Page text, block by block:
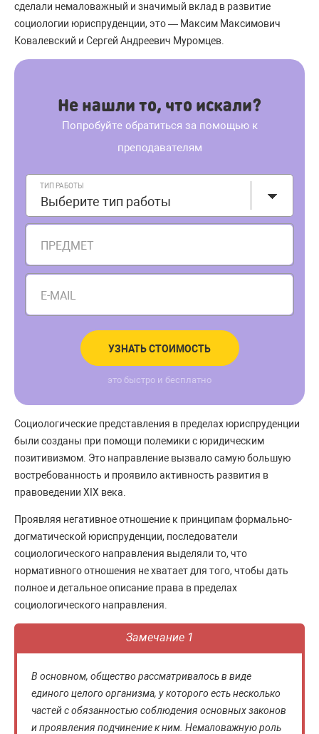
сделали немаловажный и значимый вклад в развитие
социологии юриспруденции, это — Максим Максимович
Ковалевский и Сергей Андреевич Муромцев.
Не нашли то, что искали?
Попробуйте обратиться за помощью к
преподавателям
ТИП РАБОТЫ
Выберите тип работы
ПРЕДМЕТ
E-MAIL
УЗНАТЬ СТОИМОСТЬ
это быстро и бесплатно
Социологические представления в пределах юриспруденции
были созданы при помощи полемики с юридическим
позитивизмом. Это направление вызвало самую большую
востребованность и проявило активность развития в
правоведении XIX века.
Проявляя негативное отношение к принципам формально-
догматической юриспруденции, последователи
социологического направления выделяли то, что
нормативного отношения не хватает для того, чтобы дать
полное и детальное описание права в пределах
социологического направления.
Замечание 1
В основном, общество рассматривалось в виде
единого целого организма, у которого есть несколько
частей с обязанностью соблюдения основных законов
и проявления подчинение к ним. Немаловажную роль